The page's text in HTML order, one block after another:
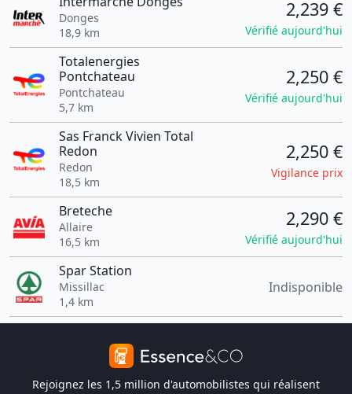
Donges
18,9 km
2,239 €
Vérifié aujourd'hui
Totalenergies
Pontchateau
Pontchateau
5,7 km
2,250 €
Vérifié aujourd'hui
Sas Franck Vivien Total
Redon
Redon
18,5 km
2,250 €
Vigilance prix
Breteche
Allaire
16,5 km
2,290 €
Vérifié aujourd'hui
Spar Station
Missillac
1,4 km
Indisponible
Rejoignez les 1,5 million d'automobilistes qui réalisent